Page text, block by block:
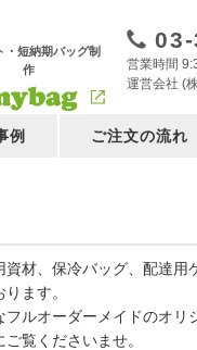
・短納期バッグ制
作
営業時間
運営会社 (
例 ご注文の流れ
材、保冷バッグ、配達用
ます。
ルオーダーメイドのオ
覧くださいませ。